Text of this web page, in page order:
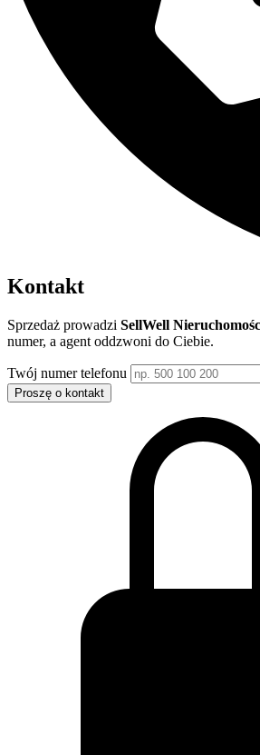
Kontakt
Sprzedaż prowadzi SellWell
numer, a agent oddzwoni do Ciebie.
Twój numer telefonu
Proszę o kontakt